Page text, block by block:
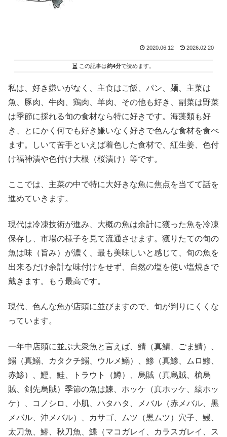
2020.06.12 2026.02.20
この記事は約4分で読めます。
私は、好き嫌いがなく、主食はご飯、パン、麺、主菜は
魚、豚肉、牛肉、鶏肉、羊肉、その他も好き、副菜は野菜
は季節に採れる旬の食材なら特に好きです。海藻類も好
き、とにかく何でも好き嫌いなく好きで色んな食材を食べ
ます。しいて苦手といえば着色した食材で、紅生姜、色付
け福神漬や色付け大根（桜漬け）等です。
ここでは、主菜の中で特に大好きな魚に焦点を当てて話を
進めていきます。
現代は冷凍技術が進み、大概の魚は余計に獲った魚を冷凍
保存し、市場の様子を見て流通させます。獲りたての旬の
魚は味（旨み）が濃く、最も美味しいと感じて、旬の魚を
出来るだけ余計な味付けをせず、自然の塩を使い塩焼きで
戴きます。もう最高です。
現代、色んな魚が店頭に並びますので、旬が判りにくくな
っています。
一年中店頭に並ぶ大衆魚と言えば、鯖（真鯖、ごま鯖）、
鰯（真鰯、カタクチ鰯、ウルメ鰯）、鯵（真鯵、ムロ鯵、
赤鯵）、鰹、鮭、トラウト（鱒）、烏賊（真烏賊、槍烏
賊、剣先烏賊）季節の魚は鰊、ホッケ（真ホッケ、縞ホッ
ケ）、コノシロ、小肌、ハタハタ、メバル（赤メバル、黒
メバル、沖メバル）、カサゴ、ムツ（黒ムツ）穴子、鰻、
太刀魚、鰆、秋刀魚、鰈（マコガレイ、カラスガレイ、ス